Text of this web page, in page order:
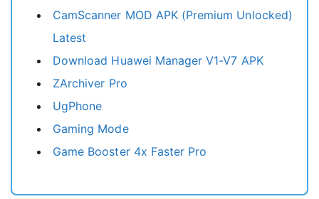
CamScanner MOD APK (Premium Unlocked)
Latest
Download Huawei Manager V1-V7 APK
ZArchiver Pro
UgPhone
Gaming Mode
Game Booster 4x Faster Pro